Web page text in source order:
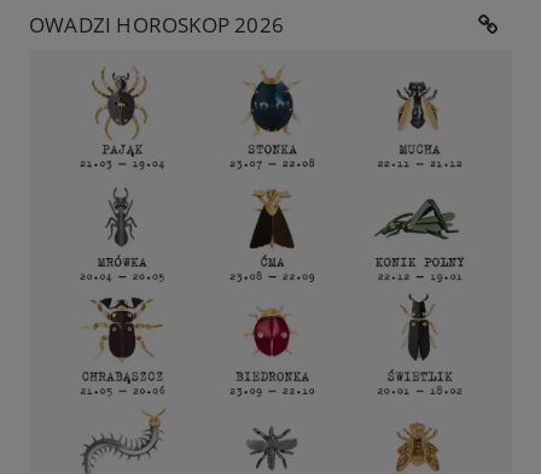
OWADZI HOROSKOP 2026